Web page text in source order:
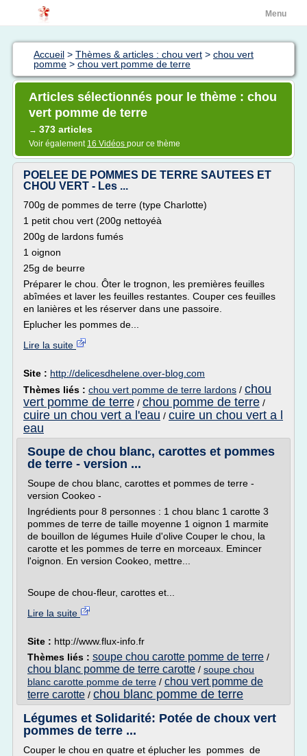
Menu
Accueil > Thèmes & articles : chou vert > chou vert
pomme > chou vert pomme de terre
Articles sélectionnés pour le thème : chou
vert pomme de terre
→ 373 articles
Voir également 16 Vidéos pour ce thème
POELEE DE POMMES DE TERRE SAUTEES ET
CHOU VERT - Les ...
700g de pommes de terre (type Charlotte)
1 petit chou vert (200g nettoyéà
200g de lardons fumés
1 oignon
25g de beurre
Préparer le chou. Ôter le trognon, les premières feuilles
abîmées et laver les feuilles restantes. Couper ces feuilles
en lanières et les réserver dans une passoire.
Eplucher les pommes de...
Lire la suite
Site : http://delicesdhelene.over-blog.com
Thèmes liés : chou vert pomme de terre lardons / chou
vert pomme de terre / chou pomme de terre /
cuire un chou vert a l'eau / cuire un chou vert a l
eau
Soupe de chou blanc, carottes et pommes
de terre - version ...
Soupe de chou blanc, carottes et pommes de terre -
version Cookeo -
Ingrédients pour 8 personnes : 1 chou blanc 1 carotte 3
pommes de terre de taille moyenne 1 oignon 1 marmite
de bouillon de légumes Huile d'olive Couper le chou, la
carotte et les pommes de terre en morceaux. Emincer
l'oignon. En version Cookeo, mettre...
Soupe de chou-fleur, carottes et...
Lire la suite
Site : http://www.flux-info.fr
Thèmes liés : soupe chou carotte pomme de terre /
chou blanc pomme de terre carotte / soupe chou
blanc carotte pomme de terre / chou vert pomme de
terre carotte / chou blanc pomme de terre
Légumes et Solidarité: Potée de choux vert
pommes de terre ...
Couper le chou en quatre et éplucher les pommes de